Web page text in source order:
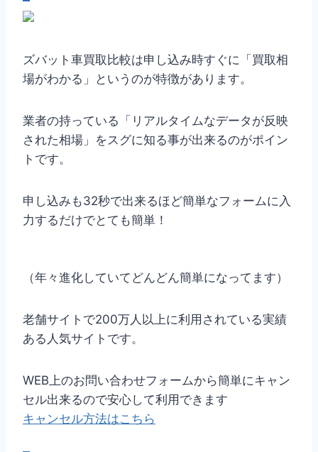
ズバット車買取比較は申し込み時すぐに「買取相
場がわかる」というのが特徴があります。
業者の持っている「リアルタイムなデータが反映
された相場」をスグに知る事が出来るのがポイン
トです。
申し込みも32秒で出来るほど簡単なフォームに入
力するだけでとても簡単！
（年々進化していてどんどん簡単になってます）
老舗サイトで200万人以上に利用されている実績
ある人気サイトです。
WEB上のお問い合わせフォームから簡単にキャン
セル出来るので安心して利用できます
キャンセル方法はこちら